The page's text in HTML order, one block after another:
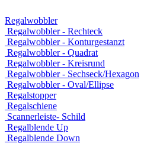
Regalwobbler
Regalwobbler - Rechteck
Regalwobbler - Konturgestanzt
Regalwobbler - Quadrat
Regalwobbler - Kreisrund
Regalwobbler - Sechseck/Hexagon
Regalwobbler - Oval/Ellipse
Regalstopper
Regalschiene
Scannerleiste- Schild
Regalblende Up
Regalblende Down